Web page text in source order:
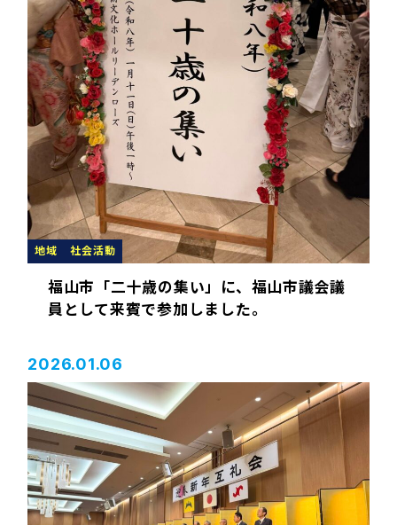
地域 社会活動
福山市「二十歳の集い」に、福山市議会議
員として来賓で参加しました。
2026.01.06